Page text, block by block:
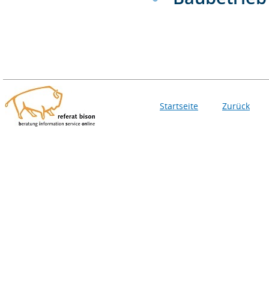
Startseite Zurück